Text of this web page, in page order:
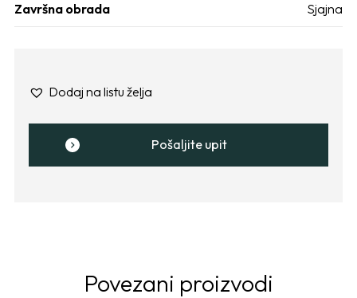
Završna obrada Sjajna
Dodaj na listu želja
Pošaljite upit
Povezani proizvodi